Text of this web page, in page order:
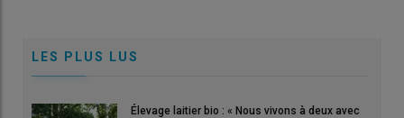
LES PLUS LUS
Élevage laitier bio : « Nous vivons à deux avec